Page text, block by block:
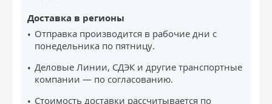
Доставка в регионы
Отправка производится в рабочие дни с
понедельника по пятницу.
Деловые Линии, СДЭК и другие транспортные
компании — по согласованию.
Стоимость доставки рассчитывается по